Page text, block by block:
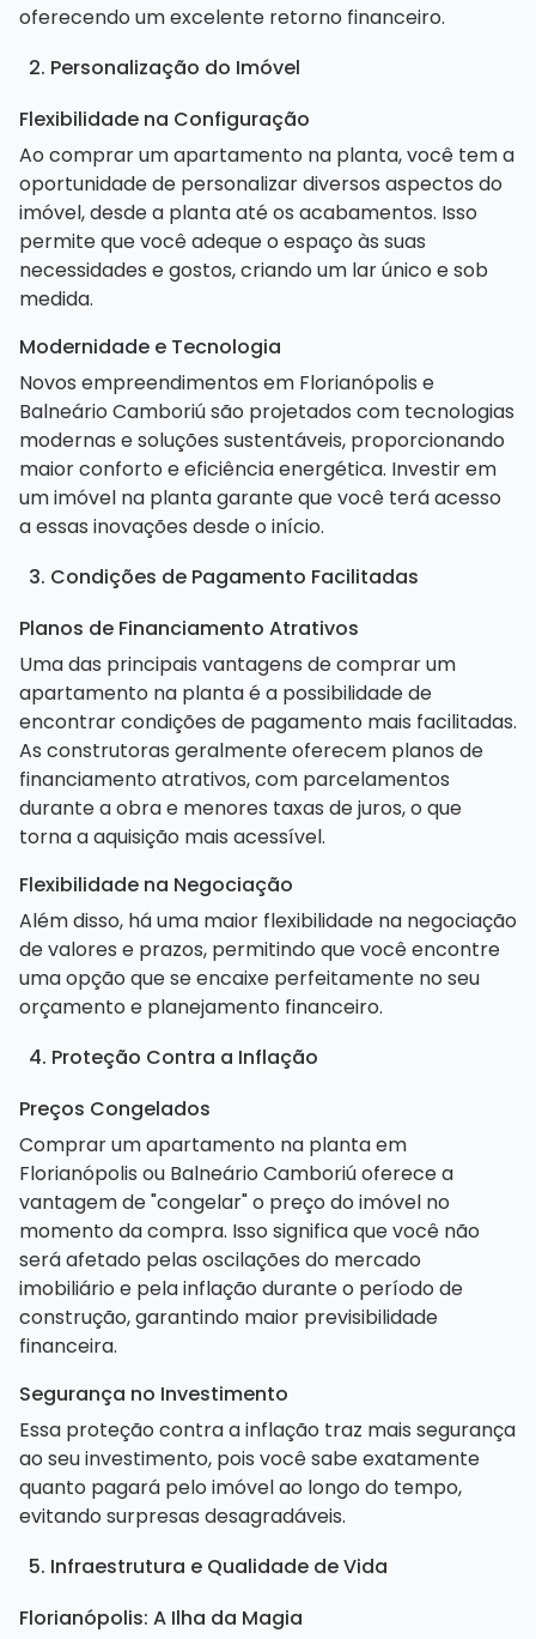
oferecendo um excelente retorno financeiro.
2. Personalização do Imóvel
Flexibilidade na Configuração
Ao comprar um apartamento na planta, você tem a
oportunidade de personalizar diversos aspectos do
imóvel, desde a planta até os acabamentos. Isso
permite que você adeque o espaço às suas
necessidades e gostos, criando um lar único e sob
medida.
Modernidade e Tecnologia
Novos empreendimentos em Florianópolis e
Balneário Camboriú são projetados com tecnologias
modernas e soluções sustentáveis, proporcionando
maior conforto e eficiência energética. Investir em
um imóvel na planta garante que você terá acesso
a essas inovações desde o início.
3. Condições de Pagamento Facilitadas
Planos de Financiamento Atrativos
Uma das principais vantagens de comprar um
apartamento na planta é a possibilidade de
encontrar condições de pagamento mais facilitadas.
As construtoras geralmente oferecem planos de
financiamento atrativos, com parcelamentos
durante a obra e menores taxas de juros, o que
torna a aquisição mais acessível.
Flexibilidade na Negociação
Além disso, há uma maior flexibilidade na negociação
de valores e prazos, permitindo que você encontre
uma opção que se encaixe perfeitamente no seu
orçamento e planejamento financeiro.
4. Proteção Contra a Inflação
Preços Congelados
Comprar um apartamento na planta em
Florianópolis ou Balneário Camboriú oferece a
vantagem de "congelar" o preço do imóvel no
momento da compra. Isso significa que você não
será afetado pelas oscilações do mercado
imobiliário e pela inflação durante o período de
construção, garantindo maior previsibilidade
financeira.
Segurança no Investimento
Essa proteção contra a inflação traz mais segurança
ao seu investimento, pois você sabe exatamente
quanto pagará pelo imóvel ao longo do tempo,
evitando surpresas desagradáveis.
5. Infraestrutura e Qualidade de Vida
Florianópolis: A Ilha da Magia